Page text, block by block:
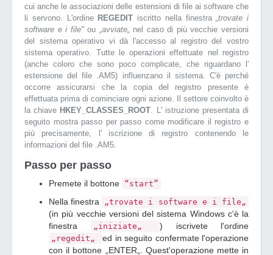
cui anche le associazioni delle estensioni di file ai software che
li servono. L'ordine REGEDIT iscritto nella finestra„trovate i
software e i file"ou „avviate„ nel caso di più vecchie versioni
del sistema operativo vi dà l'accesso al registro del vostro
sistema operativo. Tutte le operazioni effettuate nel registro
(anche coloro che sono poco complicate, che riguardano l'
estensione del file .AM5) influenzano il sistema. C'è perché
occorre assicurarsi che la copia del registro presente è
effettuata prima di cominciare ogni azione. Il settore coinvolto è
la chiave HKEY_CLASSES_ROOT. L' istruzione presentata di
seguito mostra passo per passo come modificare il registro e
più precisamente, l' iscrizione di registro contenendo le
informazioni del file .AM5.
Passo per passo
Premete il bottone “start”
Nella finestra „trovate i software e i file„
(in più vecchie versioni del sistema Windows c'è la
finestra
„iniziate„ ) iscrivete l'ordine
„regedit„
ed in seguito confermate l'operazione
con il bottone „ENTER„. Quest'operazione mette in